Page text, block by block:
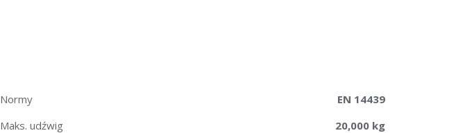
Normy
Maks. udźwig
EN 14439
20,000 kg